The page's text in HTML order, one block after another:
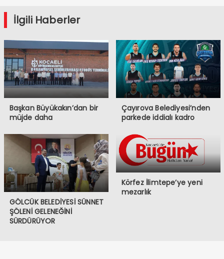
İlgili Haberler
Başkan Büyükakın’dan bir
müjde daha
Çayırova Belediyesi’nden
parkede iddialı kadro
GÖLCÜK BELEDİYESİ SÜNNET
ŞÖLENİ GELENEĞİNİ
SÜRDÜRÜYOR
Körfez İlimtepe’ye yeni
mezarlık